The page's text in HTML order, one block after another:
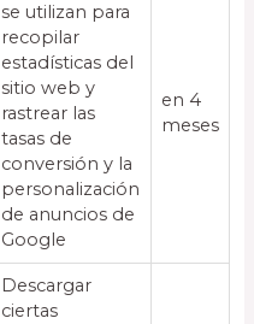
se utilizan para
recopilar
estadísticas del
sitio web y
rastrear las
tasas de
conversión y la
personalización
de anuncios de
Google
en 4
meses
Descargar
ciertas